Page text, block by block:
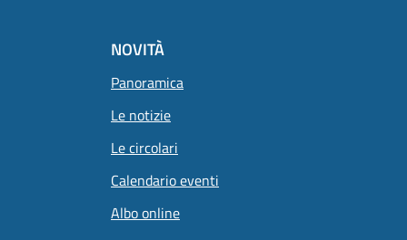
NOVITÀ
Panoramica
Le notizie
Le circolari
Calendario eventi
Albo online